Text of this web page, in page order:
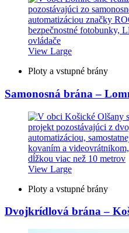
View Large
Ploty a vstupné brány
Samonosná brána –
View Large
Ploty a vstupné brány
Dvojkrídlová brána –